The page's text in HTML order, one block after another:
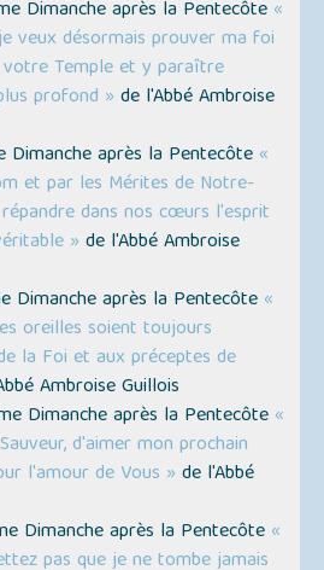
Dimanche après la Pentecôte «
veux désormais prouver ma foi
Temple et y paraître
profond » de l'Abbé Ambroise
Dimanche après la Pentecôte «
et par les Mérites de Notre-
répandre dans nos cœurs l'esprit
» de l'Abbé Ambroise
Dimanche après la Pentecôte «
oreilles soient toujours
la Foi et aux préceptes de
Ambroise Guillois
Dimanche après la Pentecôte «
d'aimer mon prochain
l'amour de Vous » de l'Abbé
Dimanche après la Pentecôte «
pas que je ne tombe jamais